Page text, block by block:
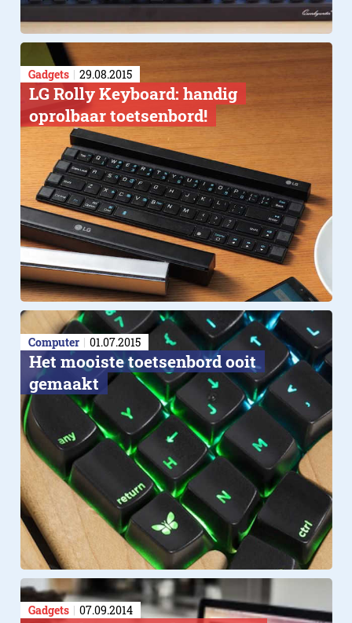
Gadgets 29.08.2015
LG Rolly Keyboard: handig
oprolbaar toetsenbord!
Computer 01.07.2015
Het mooiste toetsenbord ooit
gemaakt
Gadgets 07.09.2014